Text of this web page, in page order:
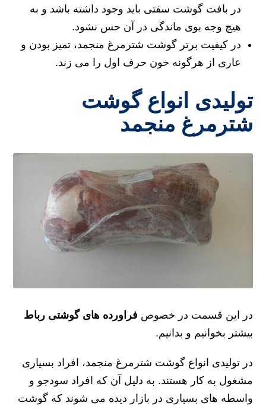
در بافت گوشت سفتی باید وجود داشته باشد و به
هیچ وجه بوی ماندگی در آن حس نشود.
در کیفیت برتر گوشت شترمرغ منجمد، تمیز بودن و
عاری از هرگونه خون حرف اول را می زند.
تولیدی انواع گوشت
شترمرغ منجمد
در این قسمت در خصوص فراورده های گوشتی رباط
بیشتر بخوانیم و بدانیم.
در تولیدی انواع گوشت شترمرغ منجمد، افراد بسیاری
مشغول به کار هستند. به دلیل آن که افراد سودجو و
واسطه های بسیاری در بازار دیده می شوند که گوشت